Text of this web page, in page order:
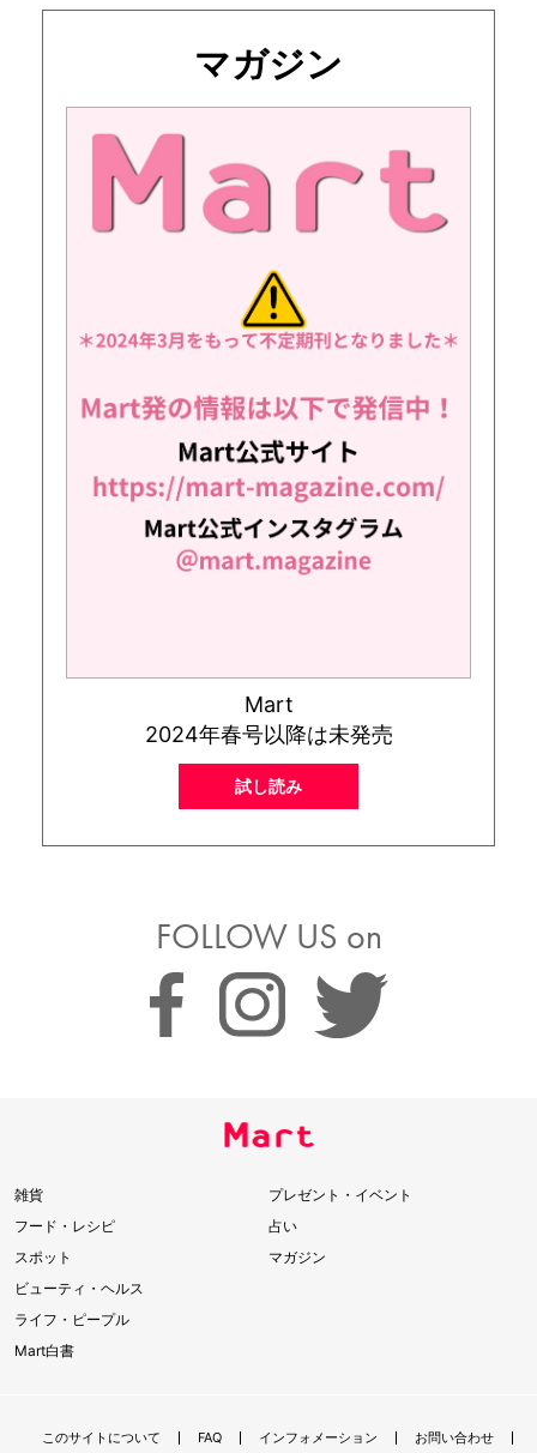
マガジン
Mart
2024年春号以降は未発売
試し読み
FOLLOW US on
雑貨
フード・レシピ
スポット
ビューティ・ヘルス
ライフ・ピープル
Mart白書
プレゼント・イベント
占い
マガジン
このサイトについて FAQ インフォメーション お問い合わせ